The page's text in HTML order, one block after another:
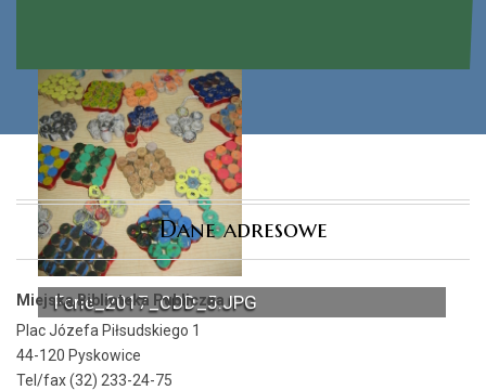
Ferie_2017_ODD_5.JPG
Dane adresowe
Miejska Biblioteka Publiczna
Plac Józefa Piłsudskiego 1
44-120 Pyskowice
Tel/fax (32) 233-24-75